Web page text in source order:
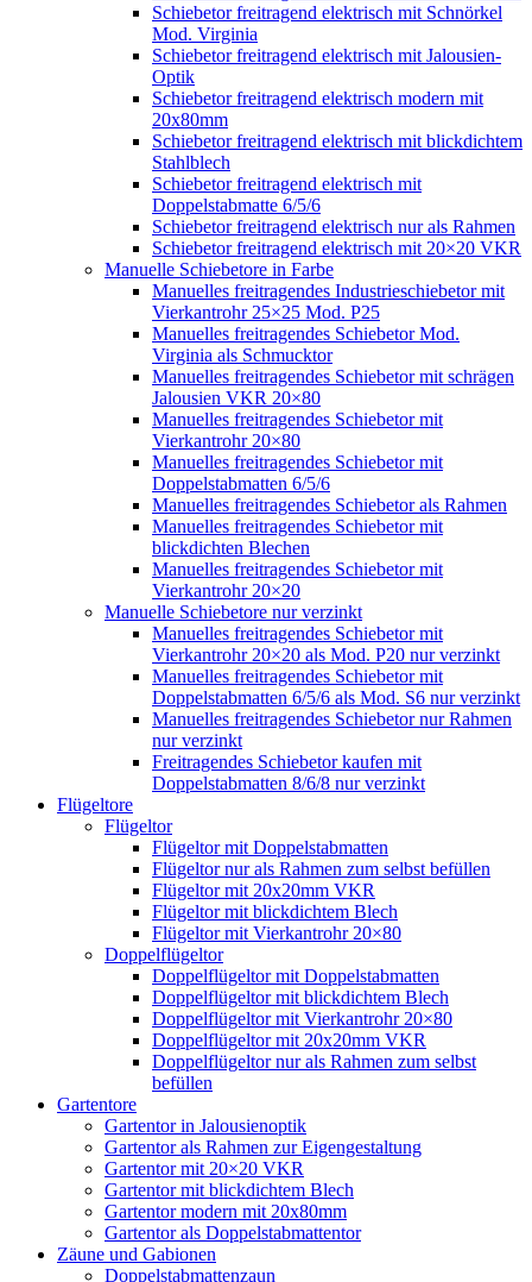
Schiebetor freitragend elektrisch mit Schnörkel
Mod. Virginia
Schiebetor freitragend elektrisch mit Jalousien-
Optik
Schiebetor freitragend elektrisch modern mit
20x80mm
Schiebetor freitragend elektrisch mit blickdichtem
Stahlblech
Schiebetor freitragend elektrisch mit
Doppelstabmatte 6/5/6
Schiebetor freitragend elektrisch nur als Rahmen
Schiebetor freitragend elektrisch mit 20×20 VKR
Manuelle Schiebetore in Farbe
Manuelles freitragendes Industrieschiebetor mit
Vierkantrohr 25×25 Mod. P25
Manuelles freitragendes Schiebetor Mod.
Virginia als Schmucktor
Manuelles freitragendes Schiebetor mit schrägen
Jalousien VKR 20×80
Manuelles freitragendes Schiebetor mit
Vierkantrohr 20×80
Manuelles freitragendes Schiebetor mit
Doppelstabmatten 6/5/6
Manuelles freitragendes Schiebetor als Rahmen
Manuelles freitragendes Schiebetor mit
blickdichten Blechen
Manuelles freitragendes Schiebetor mit
Vierkantrohr 20×20
Manuelle Schiebetore nur verzinkt
Manuelles freitragendes Schiebetor mit
Vierkantrohr 20×20 als Mod. P20 nur verzinkt
Manuelles freitragendes Schiebetor mit
Doppelstabmatten 6/5/6 als Mod. S6 nur verzinkt
Manuelles freitragendes Schiebetor nur Rahmen
nur verzinkt
Freitragendes Schiebetor kaufen mit
Doppelstabmatten 8/6/8 nur verzinkt
Flügeltore
Flügeltor
Flügeltor mit Doppelstabmatten
Flügeltor nur als Rahmen zum selbst befüllen
Flügeltor mit 20x20mm VKR
Flügeltor mit blickdichtem Blech
Flügeltor mit Vierkantrohr 20×80
Doppelflügeltor
Doppelflügeltor mit Doppelstabmatten
Doppelflügeltor mit blickdichtem Blech
Doppelflügeltor mit Vierkantrohr 20×80
Doppelflügeltor mit 20x20mm VKR
Doppelflügeltor nur als Rahmen zum selbst
befüllen
Gartentore
Gartentor in Jalousienoptik
Gartentor als Rahmen zur Eigengestaltung
Gartentor mit 20×20 VKR
Gartentor mit blickdichtem Blech
Gartentor modern mit 20x80mm
Gartentor als Doppelstabmattentor
Zäune und Gabionen
Doppelstabmattenzaun